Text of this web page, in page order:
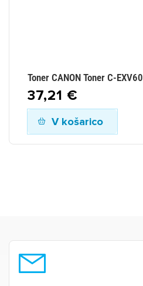
Toner CANON Toner C-EXV60
37,21 €
V košarico